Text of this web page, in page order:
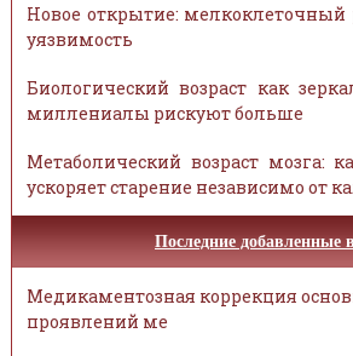
Новое открытие: мелкоклеточный
уязвимость
Биологический возраст как
миллениалы рискуют больше
Метаболический возраст мозга:
ускоряет старение независимо от
Последние добавленные
Медикаментозная коррекция
проявлений ме